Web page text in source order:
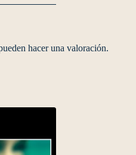
hacer una valoración.